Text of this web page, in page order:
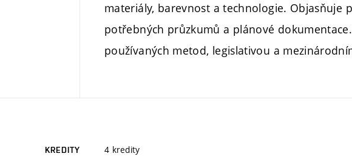
materiály, barevnost a technologie. Objasňuje
potřebných průzkumů a plánové
používaných metod, legislativou a
KREDITY 4 kredity